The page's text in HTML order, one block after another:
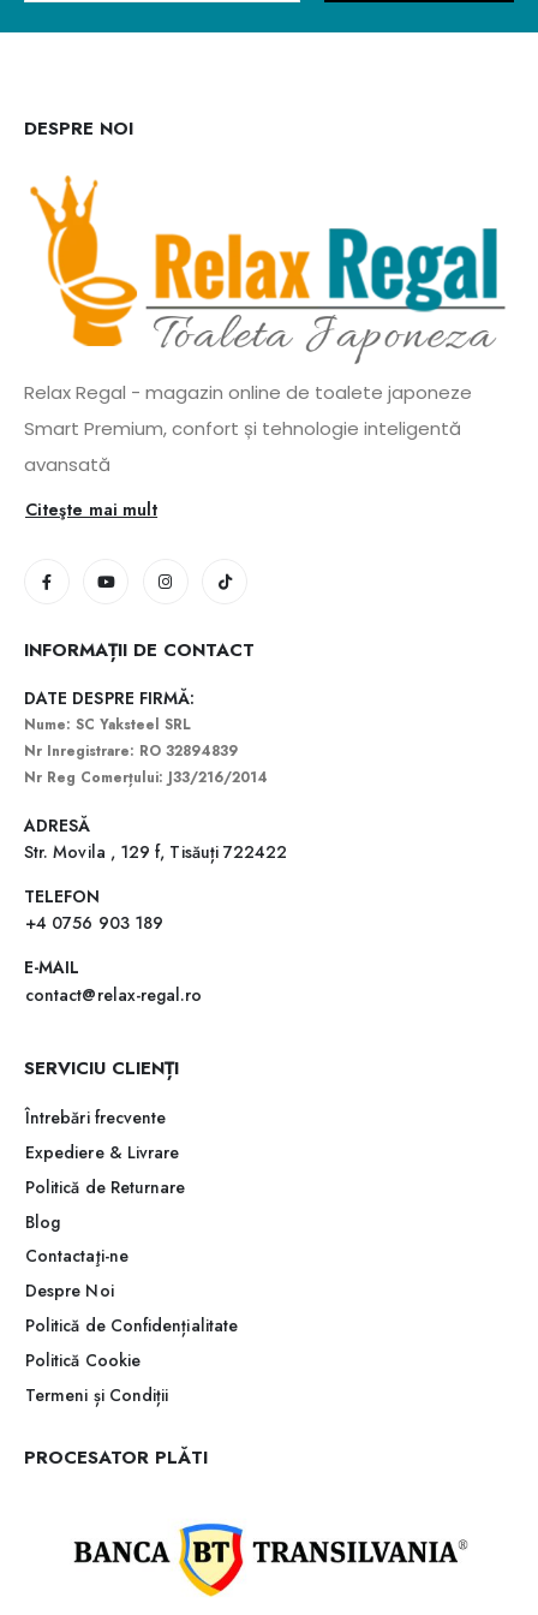
DESPRE NOI
Relax Regal - magazin online de toalete japoneze
Smart Premium, confort și tehnologie inteligentă
avansată
Citeşte mai mult
INFORMAȚII DE CONTACT
DATE DESPRE FIRMĂ:
Nume: SC Yaksteel SRL
Nr Inregistrare: RO 32894839
Nr Reg Comerțului: J33/216/2014
ADRESĂ
Str. Movila , 129 f, Tisăuți 722422
TELEFON
+4 0756 903 189
E-MAIL
contact@relax-regal.ro
SERVICIU CLIENȚI
Întrebări frecvente
Expediere & Livrare
Politică de Returnare
Blog
Contactaţi-ne
Despre Noi
Politică de Confidențialitate
Politică Cookie
Termeni și Condiții
PROCESATOR PLĂTI